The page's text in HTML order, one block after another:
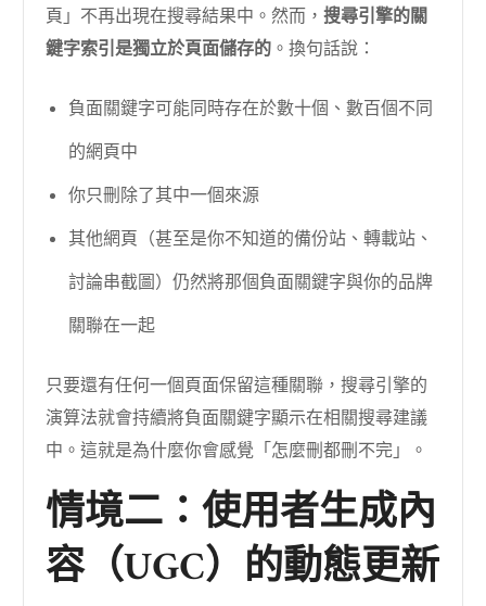
頁」不再出現在搜尋結果中。然而，搜尋引擎的關
鍵字索引是獨立於頁面儲存的 。換句話說：
負面關鍵字可能同時存在於數十個、數百個不同
的網頁中
你只刪除了其中一個來源
其他網頁（甚至是你不知道的備份站、轉載站、
討論串截圖）仍然將那個負面關鍵字與你的品牌
關聯在一起
只要還有任何一個頁面保留這種關聯，搜尋引擎的
演算法就會持續將負面關鍵字顯示在相關搜尋建議
中。這就是為什麼你會感覺「怎麼刪都刪不完」。
情境二：使用者生成內
容（UGC）的動態更新